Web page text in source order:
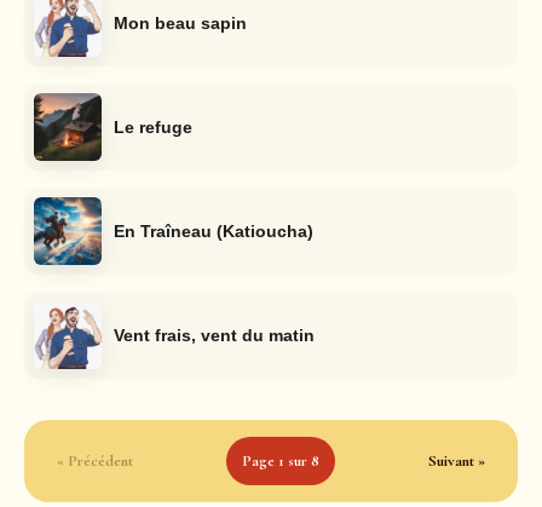
Mon beau sapin
Le refuge
En Traîneau (Katioucha)
Vent frais, vent du matin
« Précédent Page 1 sur 8 Suivant »